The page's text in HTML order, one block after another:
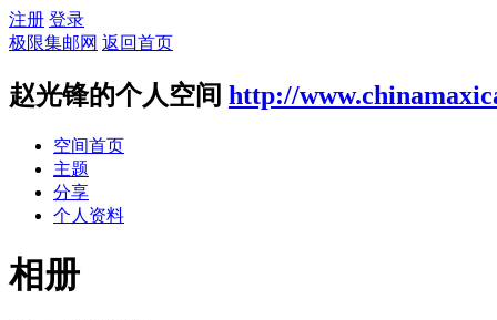
注册 登录
极限集邮网 返回首页
赵光锋的个人空间 http://
空间首页
主题
分享
个人资料
相册